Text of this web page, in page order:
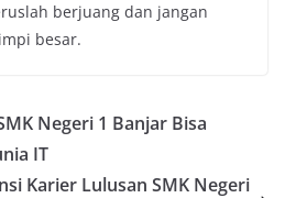
berjuang dan jangan
besar.
Negeri 1 Banjar Bisa
IT
Karier Lulusan SMK Negeri